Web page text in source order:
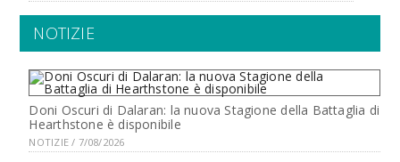
NOTIZIE
Doni Oscuri di Dalaran: la nuova Stagione della Battaglia di
Hearthstone è disponibile
NOTIZIE / 7/08/2026